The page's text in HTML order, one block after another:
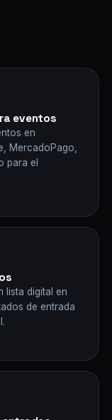
eventos
en
MercadoPago,
para el
lista digital en
de entrada